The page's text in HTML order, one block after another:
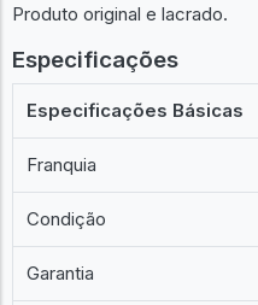
Produto original e lacrado.
Especificações
Especificações Básicas
Franquia
Condição
Garantia